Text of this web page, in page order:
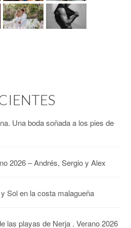
Una boda soñada a los pies de
2026 – Andrés, Sergio y Alex
Sol en la costa malagueña
las playas de Nerja . Verano 2026